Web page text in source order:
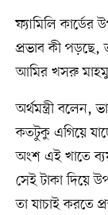
ফ্যামিলি
প্রভাব কী পড়ছে,
আমির খসরু
অর্থমন্ত্রী বলেন,
কতটুকু এগিয়ে
অংশ এই খাতে
সেই টাকা দিয়ে
তা যাচাই করতে